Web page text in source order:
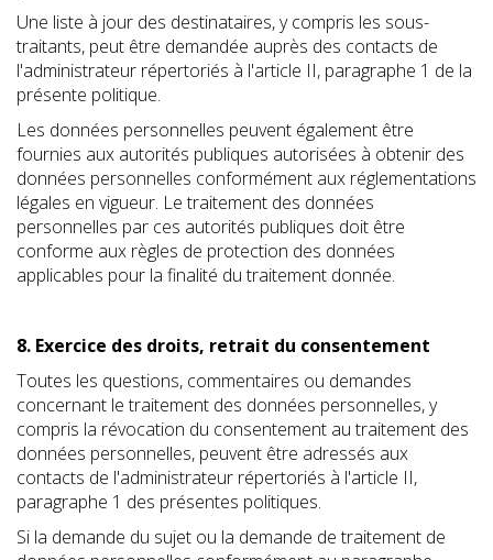
Une liste à jour des destinataires, y compris les sous-
traitants, peut être demandée auprès des contacts de
l'administrateur répertoriés à l'article II, paragraphe 1 de la
présente politique.
Les données personnelles peuvent également être
fournies aux autorités publiques autorisées à obtenir des
données personnelles conformément aux réglementations
légales en vigueur. Le traitement des données
personnelles par ces autorités publiques doit être
conforme aux règles de protection des données
applicables pour la finalité du traitement donnée.
8. Exercice des droits, retrait du consentement
Toutes les questions, commentaires ou demandes
concernant le traitement des données personnelles, y
compris la révocation du consentement au traitement des
données personnelles, peuvent être adressés aux
contacts de l'administrateur répertoriés à l'article II,
paragraphe 1 des présentes politiques.
Si la demande du sujet ou la demande de traitement de